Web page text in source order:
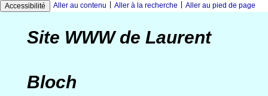
Accessibilité Aller au contenu Aller à la recherche Aller au pied de page
Site WWW de Laurent
Bloch